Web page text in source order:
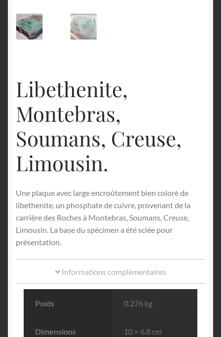
Libethenite,
Montebras,
Soumans, Creuse,
Limousin.
Une plaque avec large encroûtement bien coloré de
libethenite, un phosphate de cuivre, provenant de la
carrière des Roches à Montebras, Soumans, Creuse,
Limousin. La base du spécimen a été sciée pour
présentation.
Informations complémentaires
Poids 0.276 kg
Dimensions 10 × 6.8 cm